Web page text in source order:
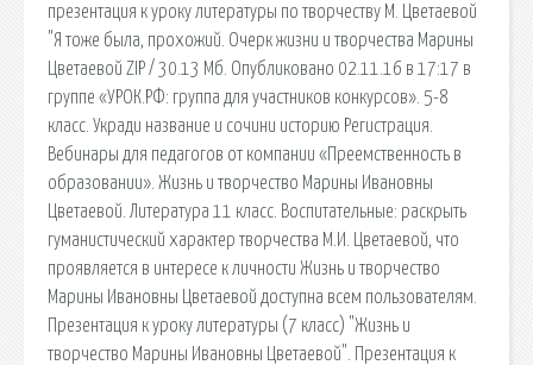
презентация к уроку литературы по творчеству М. Цветаевой
"Я тоже была, прохожий. Очерк жизни и творчества Марины
Цветаевой ZIP / 30.13 Мб. Опубликовано 02.11.16 в 17:17 в
группе «УРОК.РФ: группа для участников конкурсов». 5-8
класс. Укради название и сочини историю Регистрация.
Вебинары для педагогов от компании «Преемственность в
образовании». Жизнь и творчество Марины Ивановны
Цветаевой. Литература 11 класс. Воспитательные: раскрыть
гуманистический характер творчества М.И. Цветаевой, что
проявляется в интересе к личности Жизнь и творчество
Марины Ивановны Цветаевой доступна всем пользователям.
Презентация к уроку литературы (7 класс) "Жизнь и
творчество Марины Ивановны Цветаевой". Презентация к